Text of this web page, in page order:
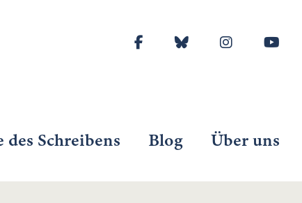
des Schreibens Blog Über uns